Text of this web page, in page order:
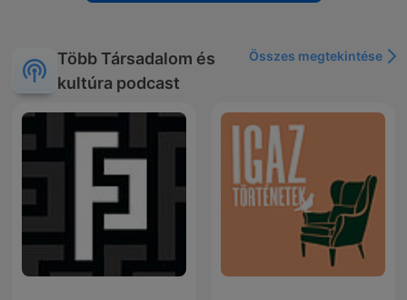
Több Társadalom és
kultúra podcast
Összes megtekintése